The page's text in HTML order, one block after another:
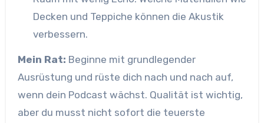
Decken und Teppiche können die Akustik
verbessern.
Mein Rat: Beginne mit grundlegender
Ausrüstung und rüste dich nach und nach auf,
wenn dein Podcast wächst. Qualität ist wichtig,
aber du musst nicht sofort die teuerste